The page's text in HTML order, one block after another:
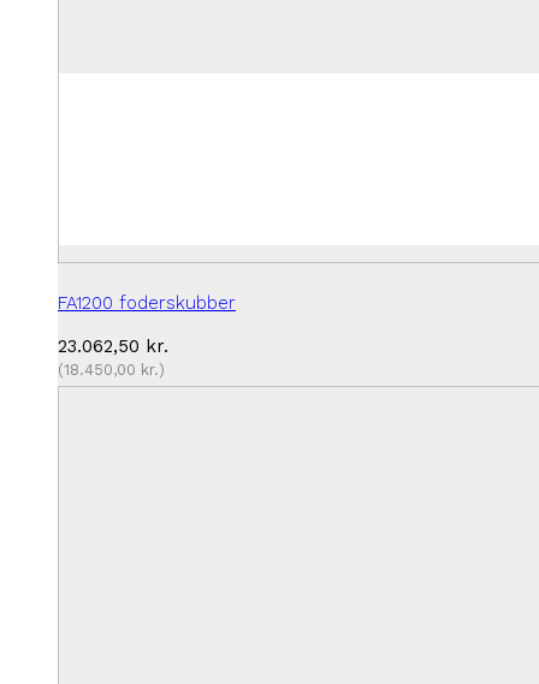
FA1200 foderskubber
23.062,50 kr.
(18.450,00 kr.)